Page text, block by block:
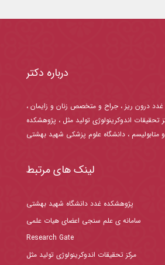
درباره دکتر
درون ریز ، جراح و متخصص زنان و زایمان ،
تحقیقات اندوکرینولوژی تولید مثل ، پژوهشکده
متابولیسم ، دانشگاه علوم پزشکی شهید بهشتی
لینک های مرتبط
پژوهشکده غدد دانشگاه شهید بهشتی
سامانه ی علم سنجی اعضای هیات علمی
Research Gate
مرکز تحقیقات اندوکرینولوژی تولید مثل